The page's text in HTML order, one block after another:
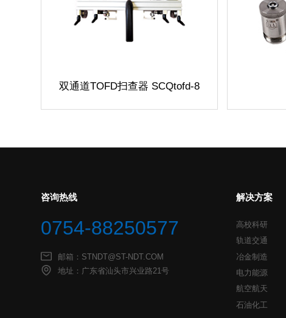
双通道TOFD扫查器 SCQtofd-8
咨询热线
0754-88250577
邮箱：STNDT@ST-NDT.COM
地址：广东省汕头市兴业路21号
解决方案
高校科研
轨道交通
冶金制造
电力能源
航空航天
石油化工